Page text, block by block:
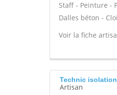
Staff - Peinture -
Dalles béton -
Voir la fiche
Technic
Artisan